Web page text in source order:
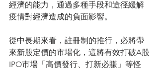
經濟的能力，通過多種手段和途徑緩解
疫情對經濟造成的負面影響。
從中長期來看，註冊制的推行，必將帶
來新股定價的市場化，這將有效打破A股
IPO市場「高價發行、打新必賺」等怪